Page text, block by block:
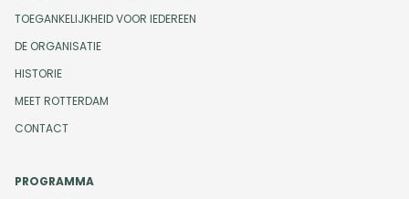
TOEGANKELIJKHEID VOOR IEDEREEN
DE ORGANISATIE
HISTORIE
MEET ROTTERDAM
CONTACT
PROGRAMMA